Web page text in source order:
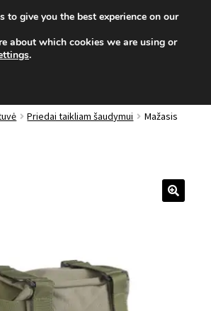
Meniu
Priedai taikliam šaudymui
Mažasis
to give you the best experience on our
about which cookies we are using or
.